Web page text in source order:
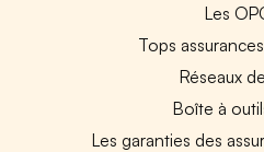
Les
Tops
Réseaux
Boîte à
Les garanties des